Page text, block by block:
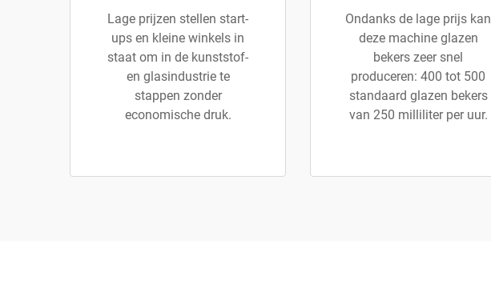
Lage prijzen stellen start-
ups en kleine winkels in
staat om in de kunststof-
en glasindustrie te
stappen zonder
economische druk.
Ondanks de lage prijs kan
deze machine glazen
bekers zeer snel
produceren: 400 tot 500
standaard glazen bekers
van 250 milliliter per uur.